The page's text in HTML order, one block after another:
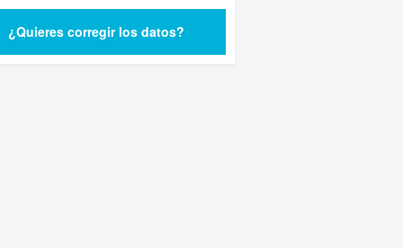
¿Quieres corregir los datos?